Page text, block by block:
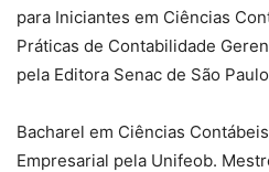
para Iniciantes em Ciências
Práticas de Contabilidade
pela Editora Senac de São
Bacharel em Ciências
Empresarial pela Unifeob.